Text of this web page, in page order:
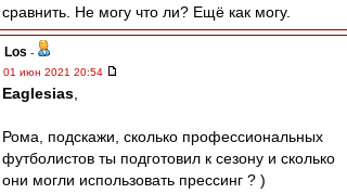
сравнить. Не могу что ли? Ещё как могу.
Los -
01 июн 2021 20:54
Eaglesias
Рома, подскажи, сколько профессиональных
футболистов ты подготовил к сезону и сколько
они могли использовать прессинг ? )